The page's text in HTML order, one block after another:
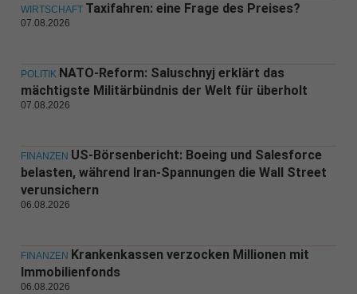
WIRTSCHAFT Taxifahren: eine Frage des Preises?
07.08.2026
POLITIK NATO-Reform: Saluschnyj erklärt das
mächtigste Militärbündnis der Welt für überholt
07.08.2026
FINANZEN US-Börsenbericht: Boeing und Salesforce
belasten, während Iran-Spannungen die Wall Street
verunsichern
06.08.2026
FINANZEN Krankenkassen verzocken Millionen mit
Immobilienfonds
06.08.2026